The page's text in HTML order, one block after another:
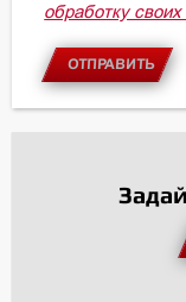
обработку
ОТПРАВИТЬ